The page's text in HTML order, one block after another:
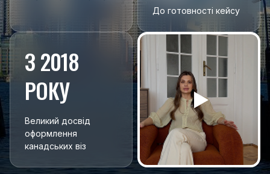
До готовності кейсу
З 2018
РОКУ
Великий досвід
оформлення
канадських віз